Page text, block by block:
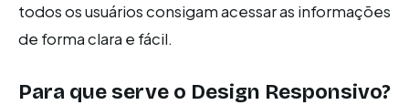
todos os usuários consigam acessar as informações
de forma clara e fácil.
Para que serve o Design Responsivo?